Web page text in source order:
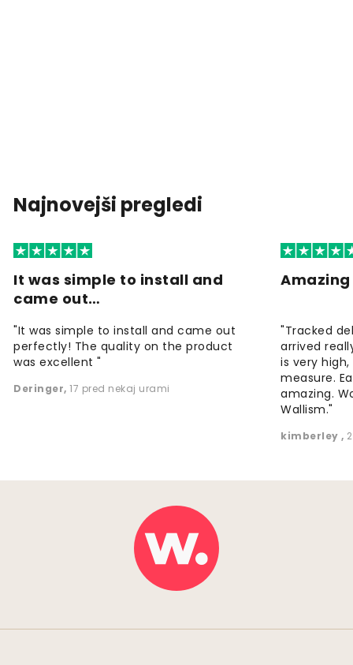
Najnovejši pregledi
It was simple to install and
came out…
"It was simple to install and came out
perfectly! The quality on the product
was excellent "
Deringer, 17 pred nekaj urami
"Tracked
arrived
is very
measure.
amazing.
Wallism."
kimberley,